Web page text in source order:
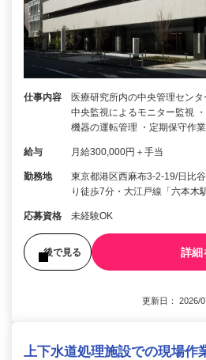
仕事内容
医療研究所内の中央管理セン
中央監視によるモニター監視
機器の運転管理 ・定期保守作
給与 月給300,000円＋手当
勤務地
東京都港区西麻布3-2-19/日比
り徒歩7分・大江戸線「六本木
応募資格 未経験OK
後で見る 詳細
更新日： 2026/
上下水道処理施設での現場作